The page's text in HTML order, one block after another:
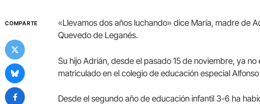
COMPARTE
«Llevamos dos años luchando» dice María, madre de
Quevedo de Leganés.
Su hijo Adrián, desde el pasado 15 de noviembre, ya
matriculado en el colegio de educación especial Alfonso
Desde el segundo año de educación infantil 3-6 ha